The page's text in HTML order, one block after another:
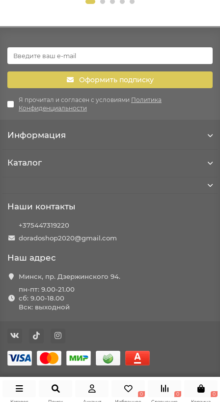
Оформить подписку
Я прочитал и согласен с условиями Политика
Конфиденциальности
Информация
Каталог
Наши контакты
+375447319220
doradoshop2020@gmail.com
Наш адрес
Минск, пр. Дзержинского 94.
пн-пт: 9.00-21.00
сб: 9.00-18.00
Вск: выходной
0
0
0